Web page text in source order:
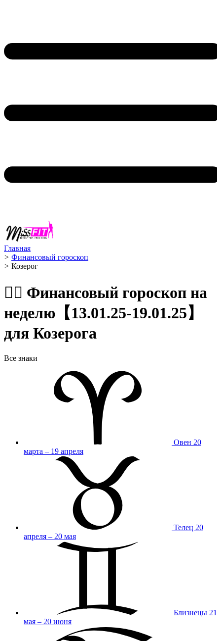
Главная
> Финансовый гороскоп
> Козерог ️
🧙‍♀️ Финансовый гороскоп на
неделю【13.01.25-19.01.25】
для Козерога
Все знаки
Овен 20
марта – 19 апреля
Телец 20
апреля – 20 мая
Близнецы 21
мая – 20 июня